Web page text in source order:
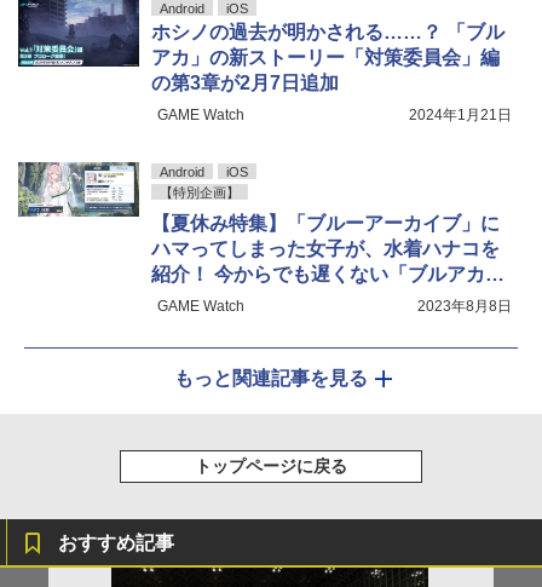
Android iOS
ホシノの過去が明かされる……？ 「ブル
アカ」の新ストーリー「対策委員会」編
の第3章が2月7日追加
GAME Watch 2024年1月21日
Android
iOS
【特別企画】
【夏休み特集】「ブルーアーカイブ」に
ハマってしまった女子が、水着ハナコを
紹介！ 今からでも遅くない「ブルアカ」
のススメ
GAME Watch 2023年8月8日
もっと関連記事を見る
トップページに戻る
おすすめ記事